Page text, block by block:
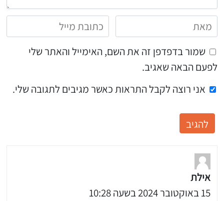
שמור בדפדפן זה את השם, האימייל והאתר שלי
לפעם הבאה שאגיב.
אני רוצה לקבל התראות כאשר מגיבים לתגובה שלי.
אילת
15 באוקטובר 2024 בשעה 10:28